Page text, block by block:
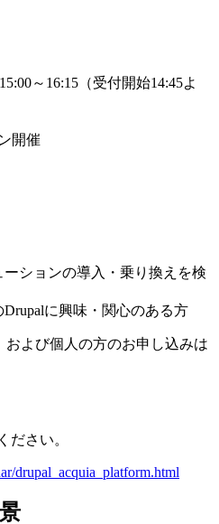
～16:15（受付開始14:45よ
開催
ションの導入・乗り換えを検
に興味・関心のある方
および個人の方のお申し込みは
ださい。
drupal_acquia_platform.html